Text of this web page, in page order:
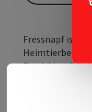
Fressnapf ist
Heimtierbedarf
Produkten für
Sortiment